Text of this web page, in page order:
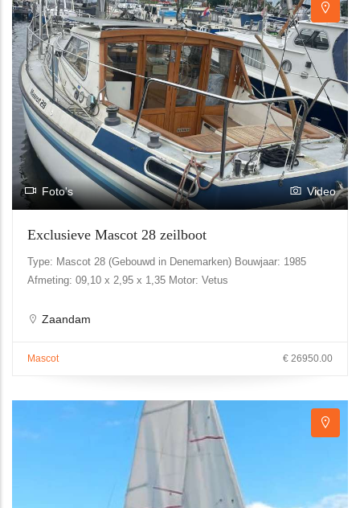
Foto's Video
Exclusieve Mascot 28 zeilboot
Type: Mascot 28 (Gebouwd in Denemarken) Bouwjaar: 1985
Afmeting: 09,10 x 2,95 x 1,35 Motor: Vetus
Zaandam
Mascot € 26950.00